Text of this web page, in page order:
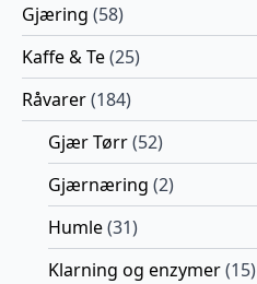
Gjæring (58)
Kaffe & Te(25)
Råvarer(184)
Gjær Tørr(52)
Gjærnæring (2)
Humle(31)
Klarning og enzymer(15)